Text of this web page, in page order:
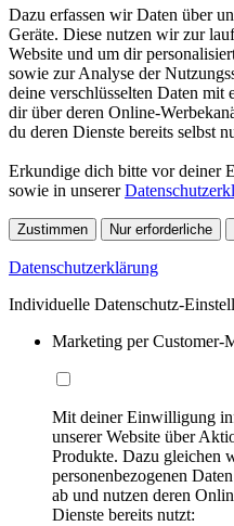
Dazu erfassen wir Daten über
Geräte. Diese nutzen wir zur
Website und um dir
sowie zur Analyse der
deine verschlüsselten Daten mit
dir über deren Online-
du deren Dienste bereits selbst
Erkundige dich bitte vor deiner
sowie in unserer
Zustimmen Nur erforderliche
Datenschutzerklärung
Individuelle Datenschutz-
Marketing per Customer-
Mit deiner Einwilligung
unserer Website über
Produkte. Dazu gleichen
personenbezogenen
ab und nutzen deren
Dienste bereits nutzt: